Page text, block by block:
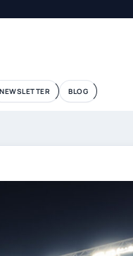
NEWSLETTER BLOG